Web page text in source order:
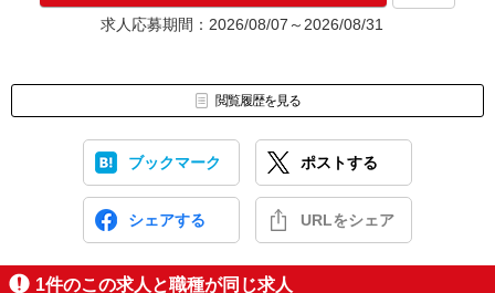
求人応募期間：2026/08/07～2026/08/31
閲覧履歴を見る
ブックマーク ポストする
シェアする URLをシェア
1件のこの求人と職種が同じ求人